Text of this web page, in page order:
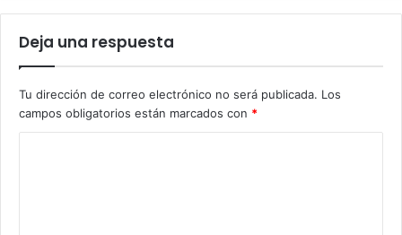
Deja una respuesta
Tu dirección de correo electrónico no será publicada. Los
campos obligatorios están marcados con *